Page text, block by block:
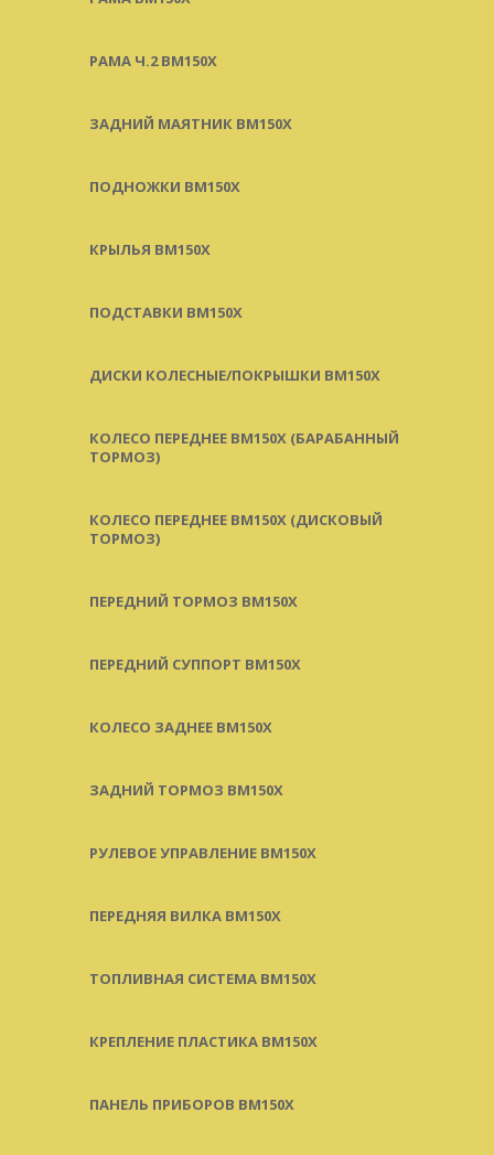
РАМА Ч.2 BM150X
ЗАДНИЙ МАЯТНИК BM150X
ПОДНОЖКИ BM150X
КРЫЛЬЯ BM150X
ПОДСТАВКИ BM150X
ДИСКИ КОЛЕСНЫЕ/ПОКРЫШКИ BM150X
КОЛЕСО ПЕРЕДНЕЕ BM150X (БАРАБАННЫЙ
ТОРМОЗ)
КОЛЕСО ПЕРЕДНЕЕ BM150X (ДИСКОВЫЙ
ТОРМОЗ)
ПЕРЕДНИЙ ТОРМОЗ BM150X
ПЕРЕДНИЙ СУППОРТ BM150X
КОЛЕСО ЗАДНЕЕ BM150X
ЗАДНИЙ ТОРМОЗ BM150X
РУЛЕВОЕ УПРАВЛЕНИЕ BM150X
ПЕРЕДНЯЯ ВИЛКА BM150X
ТОПЛИВНАЯ СИСТЕМА BM150X
КРЕПЛЕНИЕ ПЛАСТИКА BM150X
ПАНЕЛЬ ПРИБОРОВ BM150X